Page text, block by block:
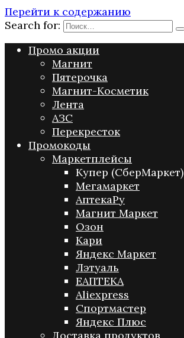
Перейти к содержанию
Search for:
Промо акции
Магнит
Пятерочка
Магнит-Косметик
Лента
АЗС
Перекресток
Промокоды
Маркетплейсы
Купер (СберМаркет)
Мегамаркет
АптекаРу
Магнит Маркет
Озон
Кари
Яндекс Маркет
Лэтуаль
ЕАПТЕКА
Aliexpress
Спортмастер
Яндекс Плюс